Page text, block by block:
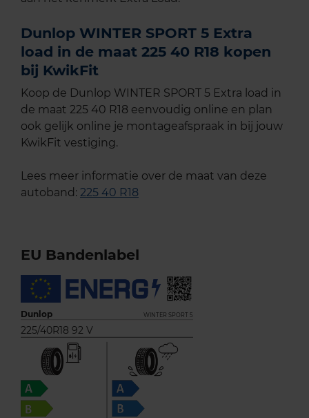
Dunlop WINTER SPORT 5 Extra
load in de maat 225 40 R18 kopen
bij KwikFit
Koop de Dunlop WINTER SPORT 5 Extra load in
de maat 225 40 R18 eenvoudig online en plan
ook gelijk online je montageafspraak in bij jouw
KwikFit vestiging.
Lees meer informatie over de maat van deze
autoband: 225 40 R18
EU Bandenlabel
Dunlop WINTER SPORT 5
225/40R18 92 V